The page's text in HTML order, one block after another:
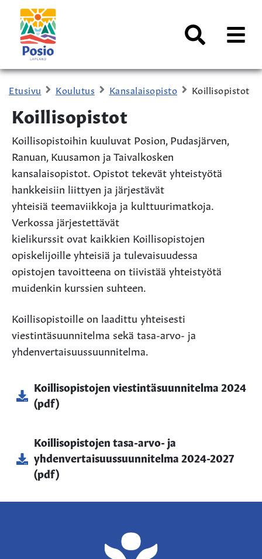
Siirry sisältöön
Kaupungin
logo
AVAA
Etusivu Koulutus Kansalaisopisto Koillisopistot
Koillisopistot
Koillisopistoihin kuuluvat Posion, Pudasjärven,
Ranuan, Kuusamon ja Taivalkosken
kansalaisopistot. Opistot tekevät yhteistyötä
hankkeisiin liittyen ja järjestävät
yhteisiä teemaviikkoja ja kulttuurimatkoja.
Verkossa järjestettävät
kielikurssit ovat kaikkien Koillisopistojen
opiskelijoille yhteisiä ja tulevaisuudessa
opistojen tavoitteena on tiivistää yhteistyötä
muidenkin kurssien suhteen.
Koillisopistoille on laadittu yhteisesti
viestintäsuunnitelma sekä tasa-arvo- ja
yhdenvertaisuussuunnitelma.
Koillisopistojen viestintäsuunnitelma 2024
(pdf)
Koillisopistojen tasa-arvo- ja
yhdenvertaisuussuunnitelma 2024-2027
(pdf)